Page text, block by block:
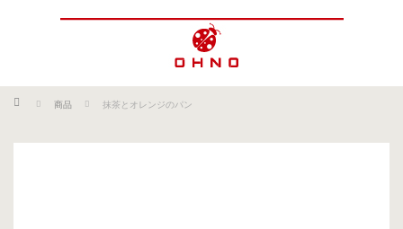
ホーム 商品 抹茶とオレンジのパン